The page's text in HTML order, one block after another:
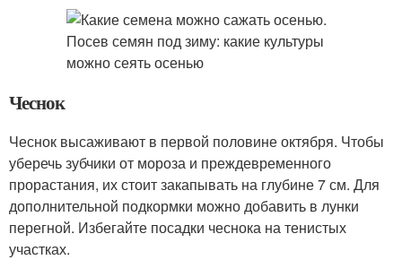
Чеснок
Чеснок высаживают в первой половине октября. Чтобы
уберечь зубчики от мороза и преждевременного
прорастания, их стоит закапывать на глубине 7 см. Для
дополнительной подкормки можно добавить в лунки
перегной. Избегайте посадки чеснока на тенистых
участках.